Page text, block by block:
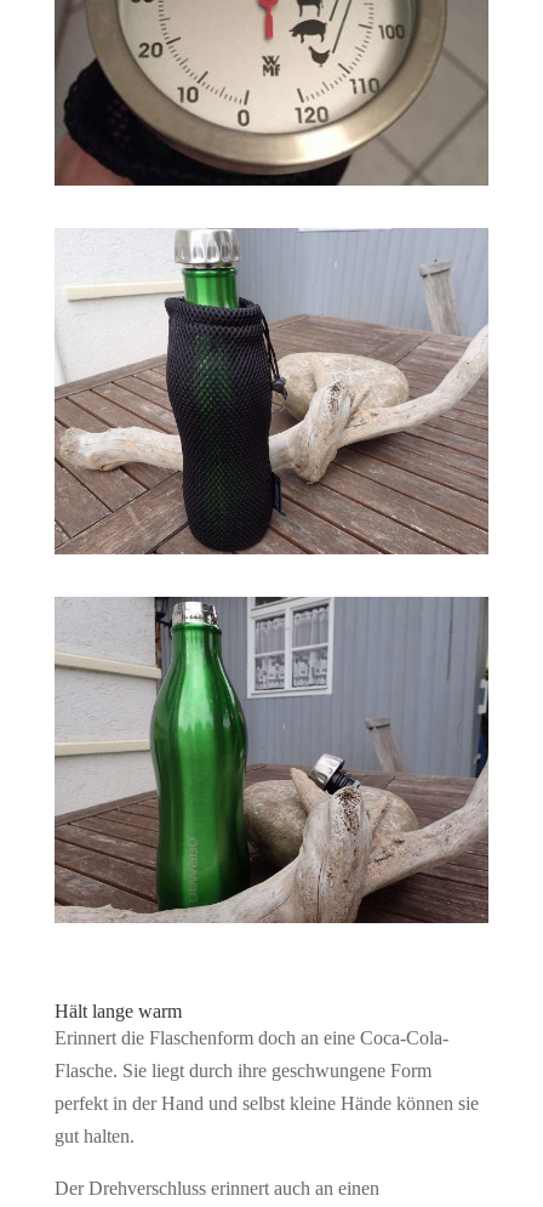
Hält lange warm
Erinnert die Flaschenform doch an eine Coca-Cola-
Flasche. Sie liegt durch ihre geschwungene Form
perfekt in der Hand und selbst kleine Hände können sie
gut halten.
Der Drehverschluss erinnert auch an einen